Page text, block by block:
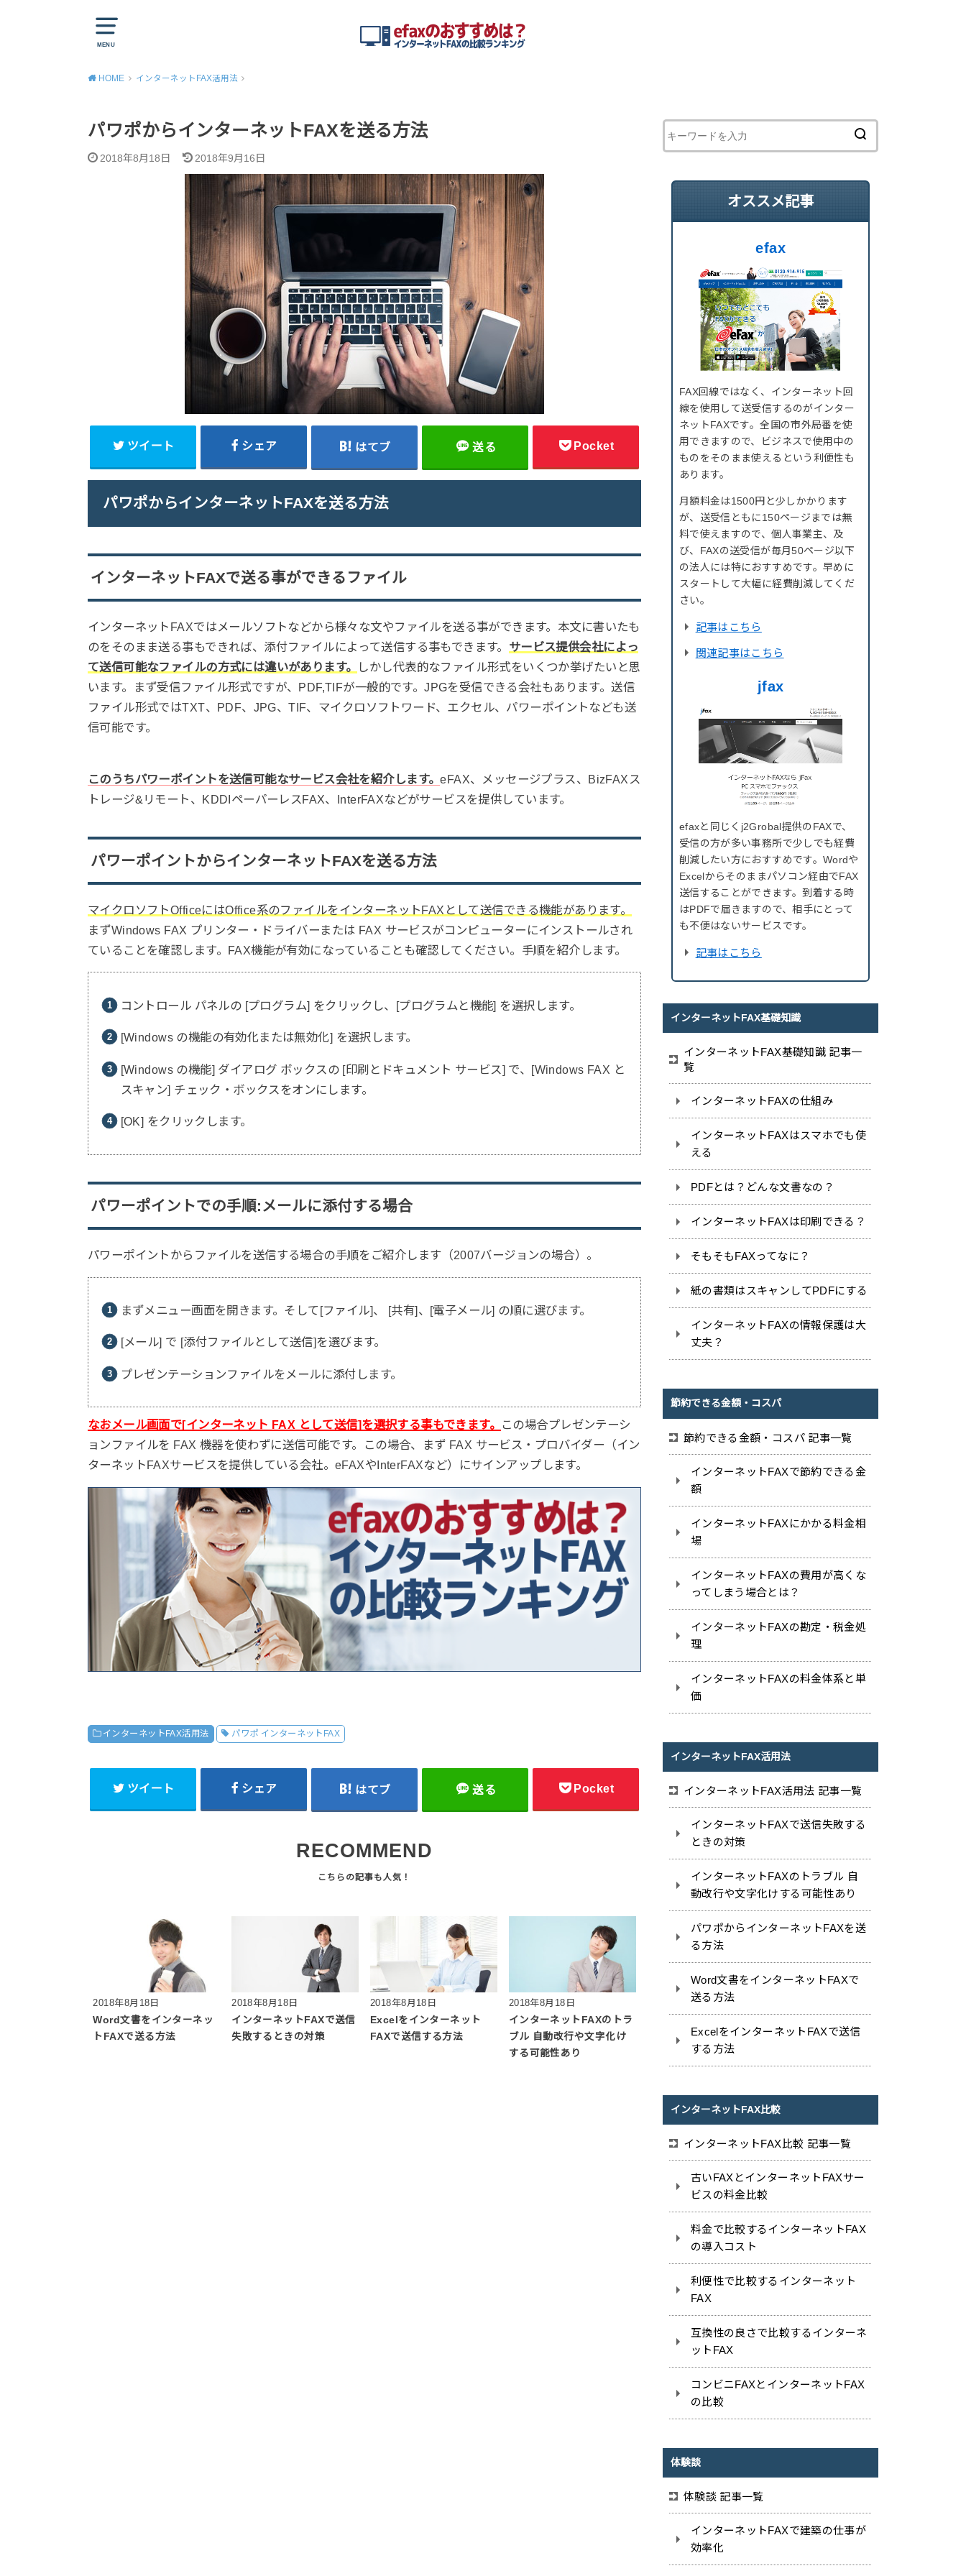
MENU
HOME インターネットFAX活用法
パワポからインターネットFAXを送る方法
2018年8月18日 2018年9月16日
ツイート シェア はてブ 送る Pocket
パワポからインターネットFAXを送る方法
インターネットFAXで送る事ができるファイル
インターネットFAXではメールソフトなどから様々な文やファイルを送る事ができます。本文に書いたも
のをそのまま送る事もできれば、添付ファイルによって送信する事もできます。 サービス提供会社によっ
て送信可能なファイルの方式には違いがあります。
しかし代表的なファイル形式をいくつか挙げたいと思
います。まず受信ファイル形式ですが、PDF,TIFが一般的です。JPGを受信できる会社もあります。送信
ファイル形式ではTXT、PDF、JPG、TIF、マイクロソフトワード、エクセル、パワーポイントなども送
信可能です。
このうちパワーポイントを送信可能なサービス会社を紹介します。eFAX、メッセージプラス、BizFAXス
トレージ&リモート、KDDIペーパーレスFAX、InterFAXなどがサービスを提供しています。
パワーポイントからインターネットFAXを送る方法
マイクロソフトOfficeにはOffice系のファイルをインターネットFAXとして送信できる機能があります。
まずWindows FAX プリンター・ドライバーまたは FAX サービスがコンピューターにインストールされ
ていることを確認します。FAX機能が有効になっていることも確認してください。手順を紹介します。
コントロール パネルの [プログラム] をクリックし、[プログラムと機能] を選択します。
[Windows の機能の有効化または無効化] を選択します。
[Windows の機能] ダイアログ ボックスの [印刷とドキュメント サービス] で、[Windows FAX と
スキャン] チェック・ボックスをオンにします。
[OK] をクリックします。
パワーポイントでの手順:メールに添付する場合
パワーポイントからファイルを送信する場合の手順をご紹介します（2007バージョンの場合）。
まずメニュー画面を開きます。そして[ファイル]、 [共有]、[電子メール] の順に選びます。
[メール] で [添付ファイルとして送信]を選びます。
プレゼンテーションファイルをメールに添付します。
なおメール画面で[インターネット FAX として送信]を選択する事もできます。
この場合プレゼンテーシ
ョンファイルを FAX 機器を使わずに送信可能です。この場合、まず FAX サービス・プロバイダー（イン
ターネットFAXサービスを提供している会社。eFAXやInterFAXなど）にサインアップします。
インターネットFAX活用法 パワポ インターネットFAX
ツイート シェア はてブ 送る Pocket
RECOMMEND
2018年8月18日
Word文書をインターネッ
トFAXで送る方法
2018年8月18日
インターネットFAXで送信
失敗するときの対策
2018年8月18日
Excelをインターネット
FAXで送信する方法
2018年8月18日
インターネットFAXのトラ
ブル 自動改行や文字化け
する可能性あり
オススメ記事
efax
FAX回線ではなく、インターネット回
線を使用して送受信するのがインター
ネットFAXです。全国の市外局番を使
用できますので、ビジネスで使用中の
ものをそのまま使えるという利便性も
あります。
月額料金は1500円と少しかかります
が、送受信ともに150ページまでは無
料で使えますので、個人事業主、及
び、FAXの送受信が毎月50ページ以下
の法人には特におすすめです。早めに
スタートして大幅に経費削減してくだ
さい。
記事はこちら
関連記事はこちら
jfax
efaxと同じくj2Grobal提供のFAXで、
受信の方が多い事務所で少しでも経費
削減したい方におすすめです。Wordや
Excelからそのままパソコン経由でFAX
送信することができます。到着する時
はPDFで届きますので、相手にとって
も不便はないサービスです。
記事はこちら
インターネットFAX基礎知識
インターネットFAX基礎知識 記事一
覧
インターネットFAXの仕組み
インターネットFAXはスマホでも使
える
PDFとは？どんな文書なの？
インターネットFAXは印刷できる？
そもそもFAXってなに？
紙の書類はスキャンしてPDFにする
インターネットFAXの情報保護は大
丈夫？
節約できる金額・コスパ
節約できる金額・コスパ 記事一覧
インターネットFAXで節約できる金
額
インターネットFAXにかかる料金相
場
インターネットFAXの費用が高くな
ってしまう場合とは？
インターネットFAXの勘定・税金処
理
インターネットFAXの料金体系と単
価
インターネットFAX活用法
インターネットFAX活用法 記事一覧
インターネットFAXで送信失敗する
ときの対策
インターネットFAXのトラブル 自
動改行や文字化けする可能性あり
パワポからインターネットFAXを送
る方法
Word文書をインターネットFAXで
送る方法
ExcelをインターネットFAXで送信
する方法
インターネットFAX比較
インターネットFAX比較 記事一覧
古いFAXとインターネットFAXサー
ビスの料金比較
料金で比較するインターネットFAX
の導入コスト
利便性で比較するインターネット
FAX
互換性の良さで比較するインターネ
ットFAX
コンビニFAXとインターネットFAX
の比較
体験談
体験談 記事一覧
インターネットFAXで建築の仕事が
効率化